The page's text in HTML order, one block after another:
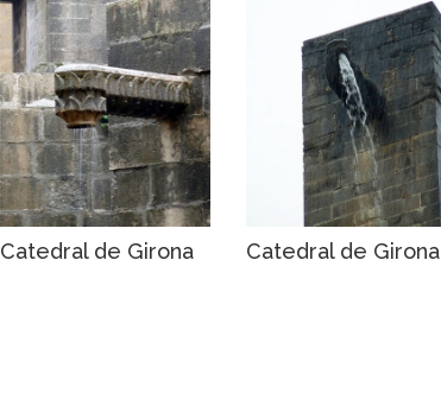
Catedral de Girona Catedral de Girona